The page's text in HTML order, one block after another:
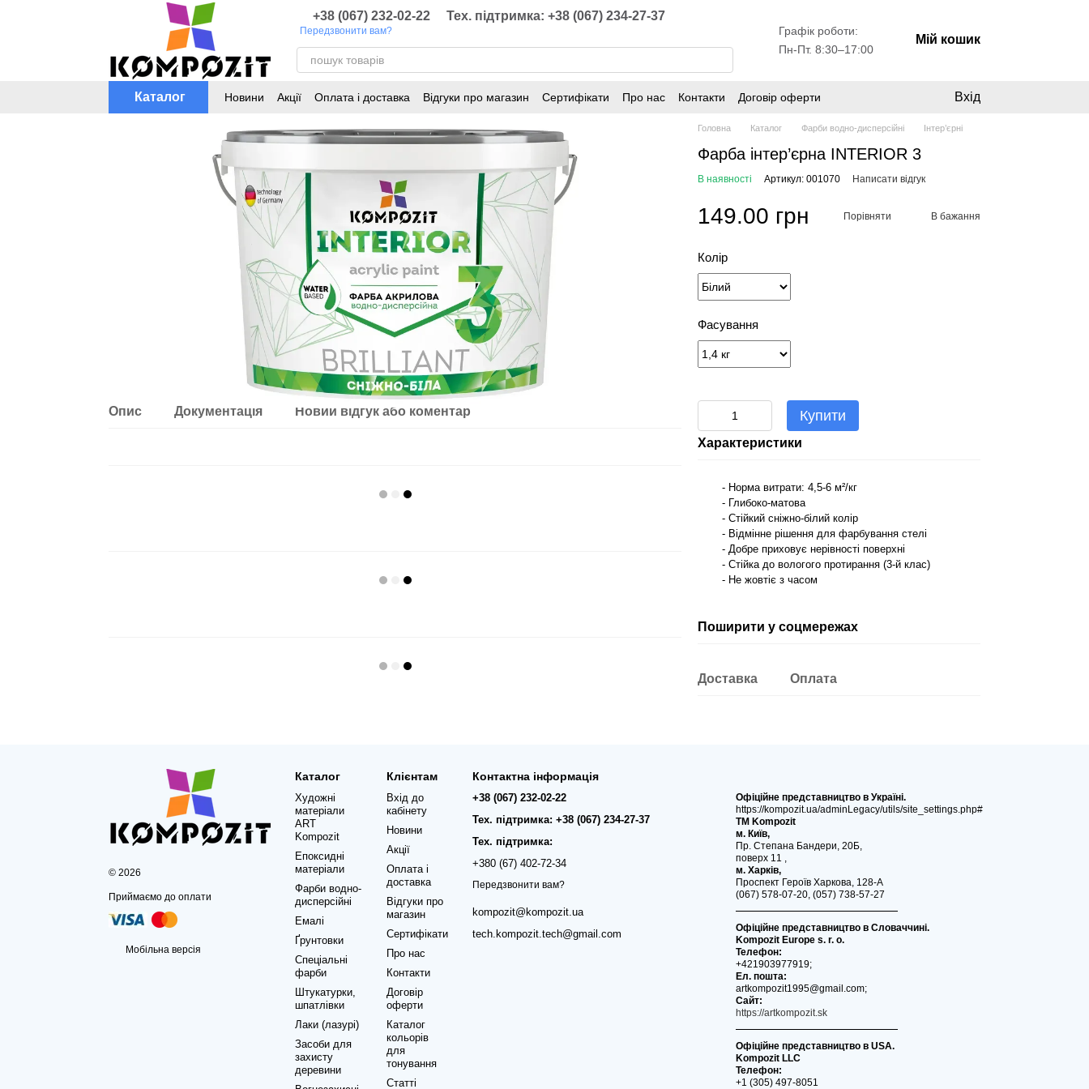
Перейти до основного контенту +38 (067) 232-02-22 Тех. підтримка: +38 (067) 234-27-37
Передзвонити вам?
Графік роботи:
Пн-Пт. 8:30–17:00
Мій кошик
Каталог Новини Акції Оплата і доставка Відгуки про магазин Сертифікати Про нас Контакти
Договір оферти
Вхід
Опис Документація Новий відгук або коментар
Головна Каталог Фарби водно-дисперсійні Інтер’єрні
Фарба інтер’єрна INTERIOR 3
В наявності Артикул: 001070 Написати відгук
149.00 грн Порівняти В бажання
Колір
Фасування
Купити
Характеристики
- Норма витрати: 4,5-6 м²/кг
- Глибоко-матова
- Стійкий сніжно-білий колір
- Відмінне рішення для фарбування стелі
- Добре приховує нерівності поверхні
- Стійка до вологого протирання (3-й клас)
- Не жовтіє з часом
Поширити у соцмережах
Доставка Оплата
© 2026
Приймаємо до оплати
Мобільна версія
Каталог
Художні
матеріали
ART
Kompozit
Епоксидні
матеріали
Фарби водно-
дисперсійні
Емалі
Ґрунтовки
Спеціальні
фарби
Штукатурки,
шпатлівки
Лаки (лазурі)
Засоби для
захисту
деревини
Клієнтам
Вхід до
кабінету
Новини
Акції
Оплата і
доставка
Відгуки про
магазин
Сертифікати
Про нас
Контакти
Договір
оферти
Каталог
кольорів
для
тонування
Статті
Контактна інформація
+38 (067) 232-02-22
Тех. підтримка: +38 (067) 234-27-37
Тех. підтримка:
+380 (67) 402-72-34
Передзвонити вам?
kompozit@kompozit.ua
tech.kompozit.tech@gmail.com
Офіційне представництво в Україні.
https://kompozit.ua/adminLegacy/utils/site_settings.php#
ТМ Kompozit
м. Київ,
Пр. Степана Бандери, 20Б,
поверх 11 ,
м. Харків,
Проспект Героїв Харкова, 128-А
(067) 578-07-20, (057) 738-57-27
Офіційне представництво в Словаччині.
Kompozit Europe s. r. o.
Телефон:
+421903977919;
Ел. пошта:
artkompozit1995@gmail.com;
Сайт:
https://artkompozit.sk
Офіційне представництво в USA.
Kompozit LLC
Телефон:
+1 (305) 497-8051